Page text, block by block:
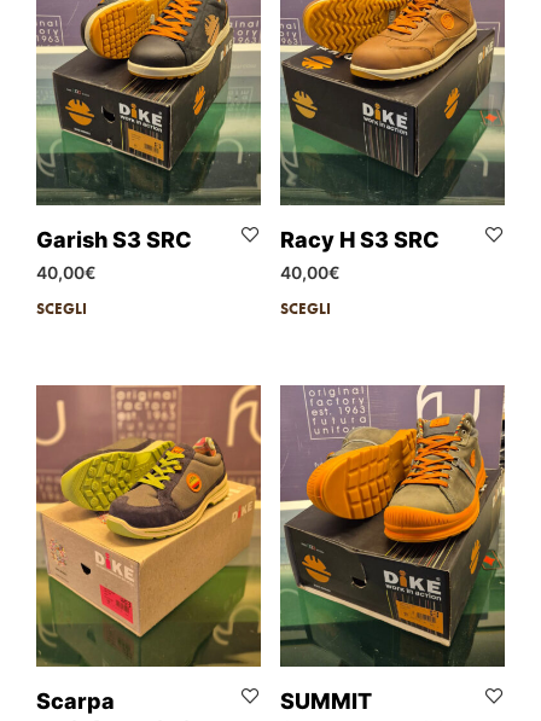
Garish S3 SRC
40,00€
SCEGLI
Racy H S3 SRC
40,00€
SCEGLI
Scarpa
SUMMIT